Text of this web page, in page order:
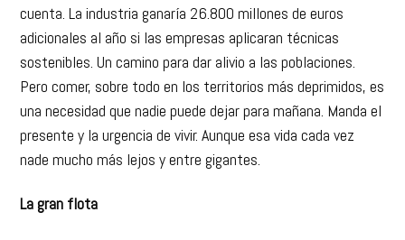
cuenta. La industria ganaría 26.800 millones de euros
adicionales al año si las empresas aplicaran técnicas
sostenibles. Un camino para dar alivio a las poblaciones.
Pero comer, sobre todo en los territorios más deprimidos, es
una necesidad que nadie puede dejar para mañana. Manda el
presente y la urgencia de vivir. Aunque esa vida cada vez
nade mucho más lejos y entre gigantes.
La gran flota